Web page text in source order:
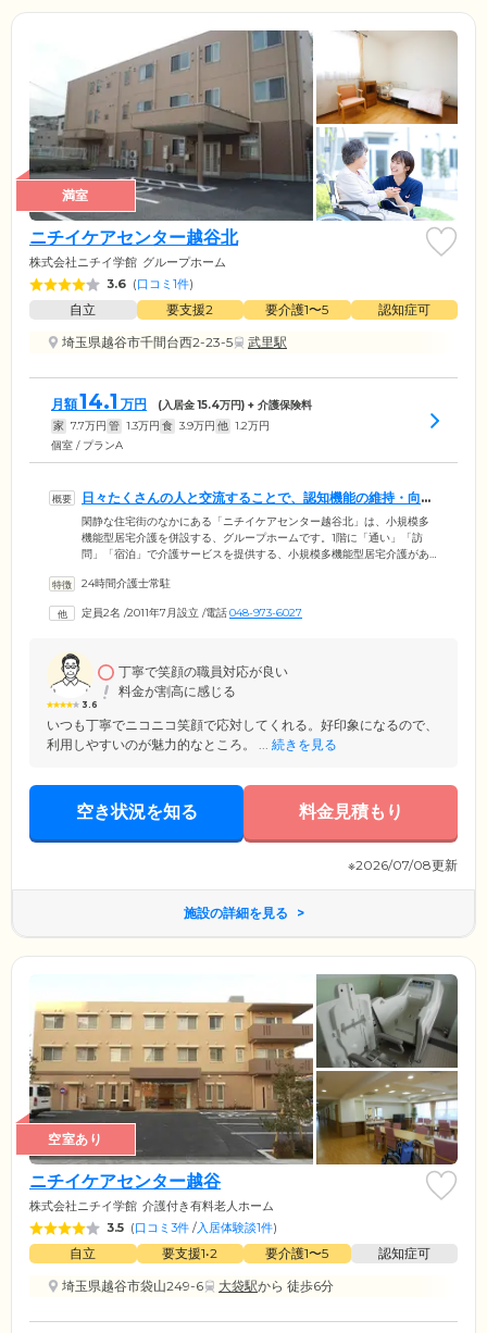
満室
ニチイケアセンター越谷北
株式会社ニチイ学館 グループホーム
3.6 (口コミ1件)
自立 要支援2 要介護1〜5
認知症可
埼玉県越谷市千間台西2-23-5
武里駅
月額14.1 万円 (入居金15.4万円) + 介護保険料
家 7.7万円 管 1.3万円 食 3.9万円 他 1.2万円
個室 / プランA
日々たくさんの人と交流することで、認知機能の維持・向上
を目指しています
閑静な住宅街のなかにある「ニチイケアセンター越谷北」は、小規模多
機能型居宅介護を併設する、グループホームです。1階に「通い」「訪
問」「宿泊」で介護サービスを提供する、小規模多機能型居宅介護があ
ョンを楽しむこともあり、たくさんの人と交流することで脳を活性化
いのグループホームで、楽しい毎日をお過ごしください。施設は、東武
24時間介護士常駐
定員2名 /2011年7月設立 /電話048-973-6027
3.6
丁寧で笑顔の職員対応が良い
料金が割高に感じる
いつも丁寧でニコニコ笑顔で応対してくれる。好印象になるので、
利用しやすいのが魅力的なところ。 ... 続きを見る
空き状況を知る 料金見積もり
※2026/07/08更新
施設の詳細を見る
空室あり
ニチイケアセンター越谷
株式会社ニチイ学館 介護付き有料老人ホーム
3.5 (口コミ3件 /入居体験談1件)
自立 要支援1•2 要介護1〜5
認知症可
埼玉県越谷市袋山249-6
大袋駅から 徒歩6分